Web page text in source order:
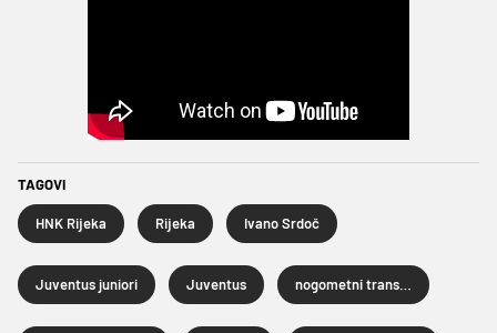
TAGOVI
HNK Rijeka Rijeka Ivano Srdoč
Juventus juniori Juventus